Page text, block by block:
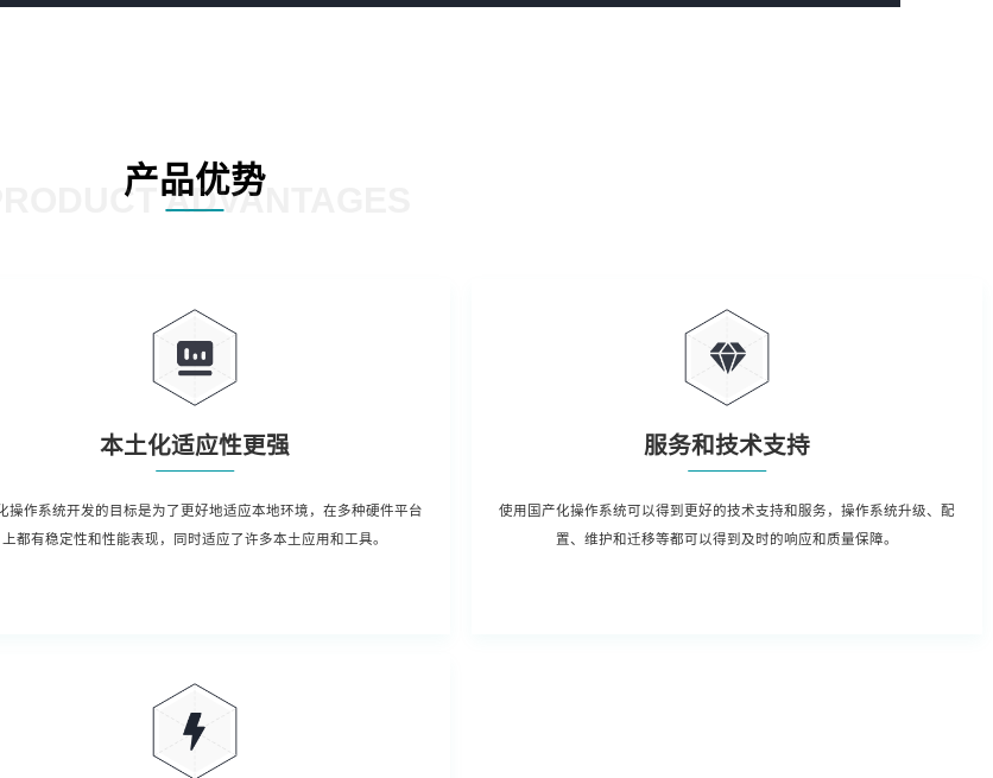
产品优势
PRODUCT ADVANTAGES
本土化适应性更强
操作系统开发的目标是为了更好地适应本地环境，在多种硬件平台
上都有稳定性和性能表现，同时适应了许多本土应用和工具。
服务和技术支持
使用国产化操作系统可以得到更好的技术支持和服务，操作系统升级、配
置、维护和迁移等都可以得到及时的响应和质量保障。